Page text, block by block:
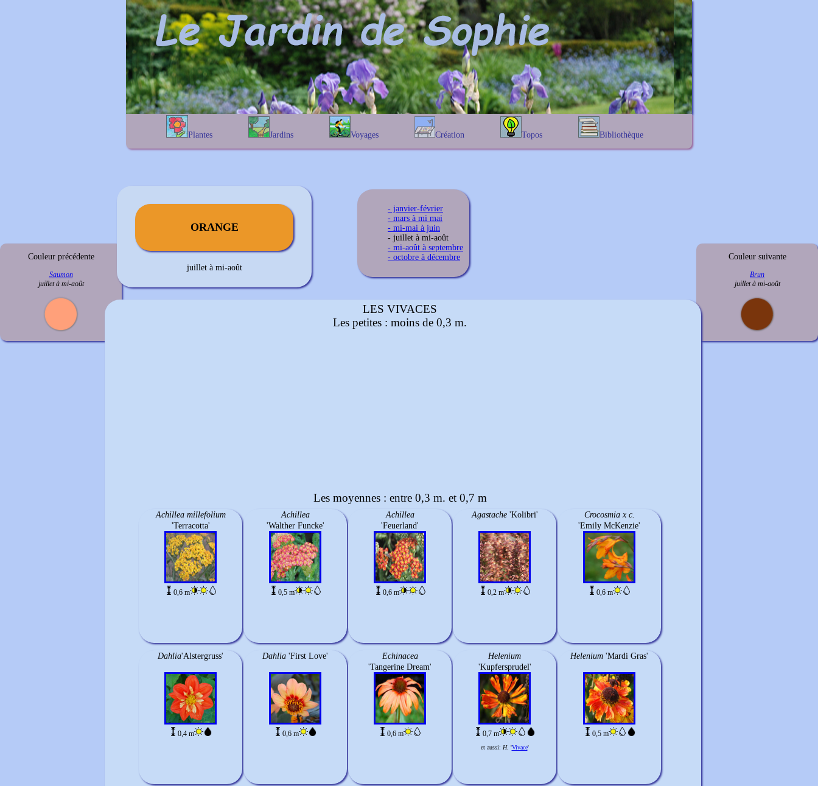
Plantes
A B C D
E
Jardins
alphabétique
Voyages
En Belgique
Création
Prairies fleuries
Topos
Les chênes
Bibliothèque
Lexique noms propres
Couleur précédente
Saumon
juillet à mi-août
Couleur suivante
Brun
juillet à mi-août
ORANGE
juillet à mi-août
- janvier-février
- mars à mi mai
- mi-mai à juin
- juillet à mi-août
- mi-août à septembre
- octobre à décembre
LES VIVACES
Les petites : moins de 0,3 m.
Les moyennes : entre 0,3 m. et 0,7 m
Achillea millefolium
'Terracotta'
0,6 m
Achillea
'Walther Funcke'
0,5 m
Achillea
'Feuerland'
0,6 m
Agastache'Kolibri'
0,2 m
Crocosmiaxc.
'Emily McKenzie'
0,6 m
Dahlia'Alstergruss'
0,4 m
Dahlia 'First Love'
0,6 m
Echinacea
'Tangerine Dream'
0,6 m
Helenium
'Kupfersprudel'
0,7 m
et aussi: H. 'Vivace'
Helenium 'Mardi Gras'
0,5 m